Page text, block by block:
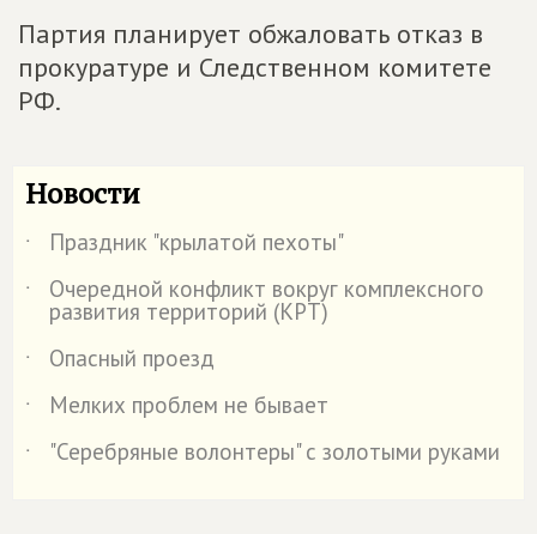
Партия планирует обжаловать отказ в
прокуратуре и Следственном комитете
РФ.
Новости
˙
Праздник "крылатой пехоты"
˙
Очередной конфликт вокруг комплексного
развития территорий (КРТ)
˙
Опасный проезд
˙
Мелких проблем не бывает
˙
"Серебряные волонтеры" с золотыми руками